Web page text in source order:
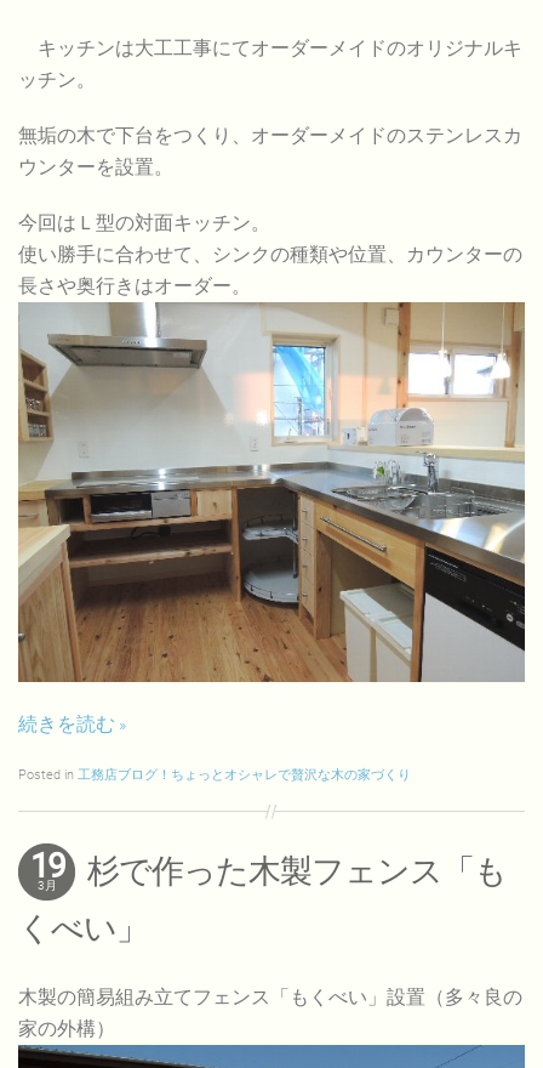
キッチンは大工工事にてオーダーメイドのオリジナルキ
ッチン。
無垢の木で下台をつくり、オーダーメイドのステンレスカ
ウンターを設置。
今回はＬ型の対面キッチン。
使い勝手に合わせて、シンクの種類や位置、カウンターの
長さや奥行きはオーダー。
続きを読む
Posted in 工務店ブログ！ちょっとオシャレで贅沢な木の家づくり
19
3月
杉で作った木製フェンス「も
くべい」
木製の簡易組み立てフェンス「もくべい」設置（多々良の
家の外構）